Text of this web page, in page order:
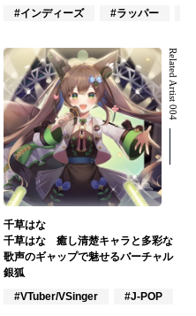
#インディーズ
#ラッパー
#VTuber/VSinger
Related Artist 004
千草はな
千草はな 癒し清楚キャラと多彩な
歌声のギャップで魅せるバーチャル
銀狐
#VTuber/VSinger
#J-POP